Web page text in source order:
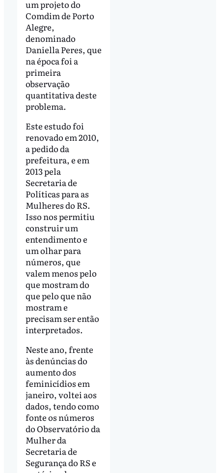
um projeto do
Comdim de Porto
Alegre,
denominado
Daniella Peres, que
na época foi a
primeira
observação
quantitativa deste
problema.
Este estudo foi
renovado em 2010,
a pedido da
prefeitura, e em
2013 pela
Secretaria de
Políticas para as
Mulheres do RS.
Isso nos permitiu
construir um
entendimento e
um olhar para
números, que
valem menos pelo
que mostram do
que pelo que não
mostram e
precisam ser então
interpretados.
Neste ano, frente
às denúncias do
aumento dos
feminicídios em
janeiro, voltei aos
dados, tendo como
fonte os números
do Observatório da
Mulher da
Secretaria de
Segurança do RS e